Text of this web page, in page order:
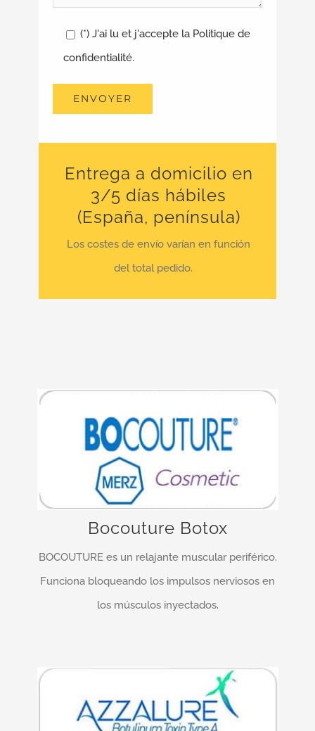
(*) J'ai lu et j'accepte la Politique de
confidentialité.
Entrega a domicilio en
3/5 días hábiles
(España, península)
Los costes de envío varían en función
del total pedido.
Bocouture Botox
BOCOUTURE es un relajante muscular periférico.
Funciona bloqueando los impulsos nerviosos en
los músculos inyectados.
¡Entrega rápida y fiable!
BOCOUTURE está indicado en la corrección
temporal de las arrugas verticales observadas
MÁS INFO…
¡Entrega rápida y fiable!